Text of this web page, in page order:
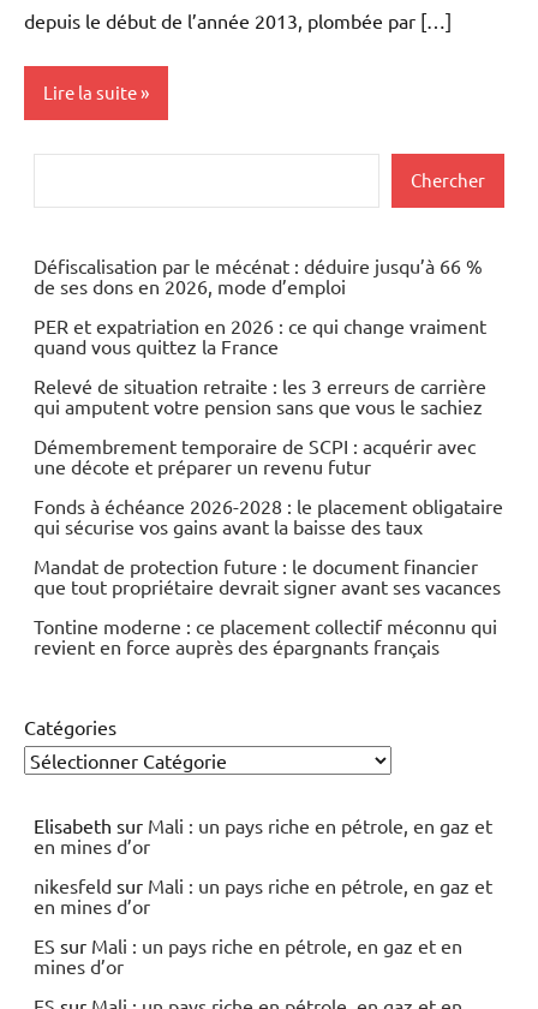
depuis le début de l’année 2013, plombée par […]
Lire la suite
Economie
Chercher
Défiscalisation par le mécénat : déduire jusqu’à 66 %
de ses dons en 2026, mode d’emploi
PER et expatriation en 2026 : ce qui change vraiment
quand vous quittez la France
Relevé de situation retraite : les 3 erreurs de carrière
qui amputent votre pension sans que vous le sachiez
Démembrement temporaire de SCPI : acquérir avec
une décote et préparer un revenu futur
Fonds à échéance 2026-2028 : le placement obligataire
qui sécurise vos gains avant la baisse des taux
Mandat de protection future : le document financier
que tout propriétaire devrait signer avant ses vacances
Tontine moderne : ce placement collectif méconnu qui
revient en force auprès des épargnants français
Catégories
Elisabeth sur Mali : un pays riche en pétrole, en gaz et
en mines d’or
nikesfeld sur Mali : un pays riche en pétrole, en gaz et
en mines d’or
ES sur Mali : un pays riche en pétrole, en gaz et en
mines d’or